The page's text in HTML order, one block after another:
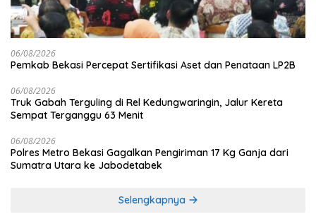
06/08/2026
Pemkab Bekasi Percepat Sertifikasi Aset dan Penataan LP2B
06/08/2026
Truk Gabah Terguling di Rel Kedungwaringin, Jalur Kereta
Sempat Terganggu 63 Menit
06/08/2026
Polres Metro Bekasi Gagalkan Pengiriman 17 Kg Ganja dari
Sumatra Utara ke Jabodetabek
Selengkapnya